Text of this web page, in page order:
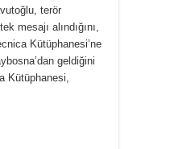
terör
mesajı alındığını,
Kütüphanesi’ne
geldiğini
Kütüphanesi,